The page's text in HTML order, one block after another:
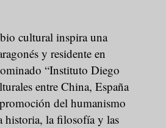
cultural inspira una
y residente en
“Instituto Diego
entre China, España
del humanismo
historia, la filosofía y las